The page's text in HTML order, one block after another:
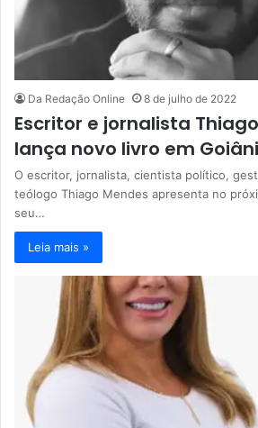
Da Redação Online 8 de julho de 2022
Escritor e jornalista
lança novo livro em
O escritor, jornalista, cientista político,
teólogo Thiago Mendes apresenta no
seu…
Leia mais »